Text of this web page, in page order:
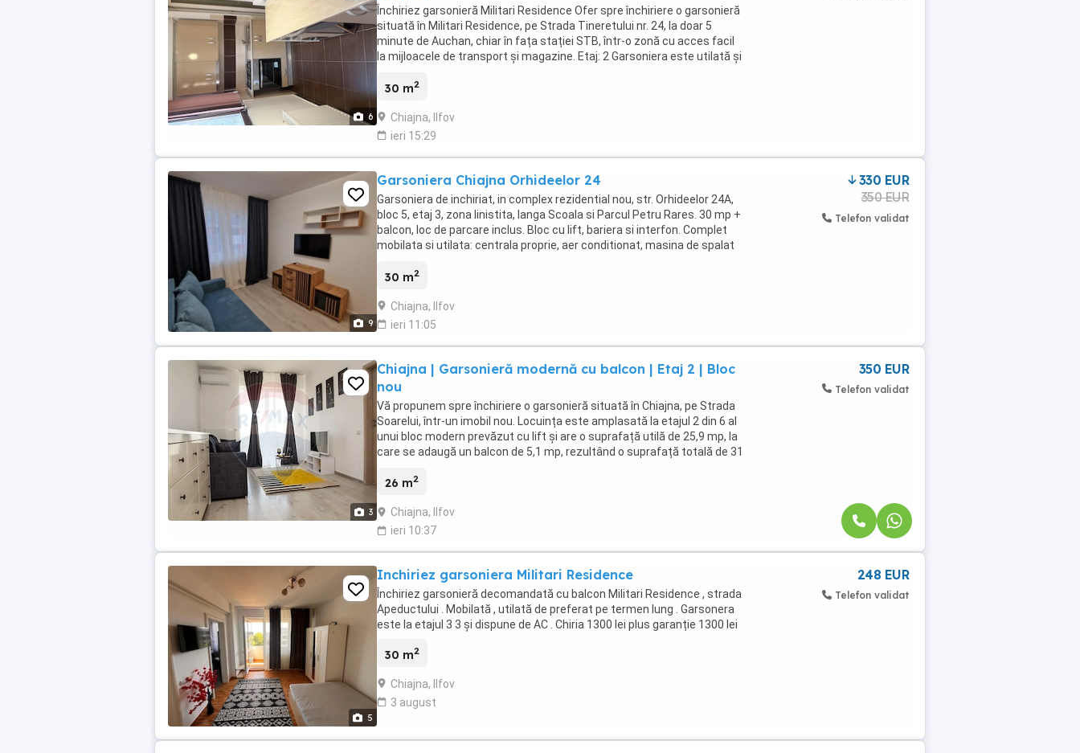
6
Închiriez garsonieră Militari Residence Ofer spre închiriere o garsonieră
situată în Militari Residence, pe Strada Tineretului nr. 24, la doar 5
minute de Auchan, chiar în fața stației STB, într-o zonă cu acces facil
la mijloacele de transport și magazine. Etaj: 2 Garsoniera este utilată și
30 m2
Chiajna, Ilfov
ieri 15:29
9
Garsoniera Chiajna Orhideelor 24
Garsoniera de inchiriat, in complex rezidential nou, str. Orhideelor 24A,
bloc 5, etaj 3, zona linistita, langa Scoala si Parcul Petru Rares. 30 mp +
balcon, loc de parcare inclus. Bloc cu lift, bariera si interfon. Complet
mobilata si utilata: centrala proprie, aer conditionat, masina de spalat
30 m2
Chiajna, Ilfov
ieri 11:05
330 EUR
350 EUR
Telefon validat
3
Chiajna | Garsonieră modernă cu balcon | Etaj 2 | Bloc
nou
Vă propunem spre închiriere o garsonieră situată în Chiajna, pe Strada
Soarelui, într-un imobil nou. Locuința este amplasată la etajul 2 din 6 al
unui bloc modern prevăzut cu lift și are o suprafață utilă de 25,9 mp, la
care se adaugă un balcon de 5,1 mp, rezultând o suprafață totală de 31
26 m2
Chiajna, Ilfov
ieri 10:37
350 EUR
Telefon validat
5
Inchiriez garsoniera Militari Residence
Închiriez garsonieră decomandată cu balcon Militari Residence , strada
Apeductului . Mobilată , utilată de preferat pe termen lung . Garsonera
este la etajul 3 3 și dispune de AC . Chiria 1300 lei plus garanție 1300 lei
30 m2
Chiajna, Ilfov
3 august
248 EUR
Telefon validat